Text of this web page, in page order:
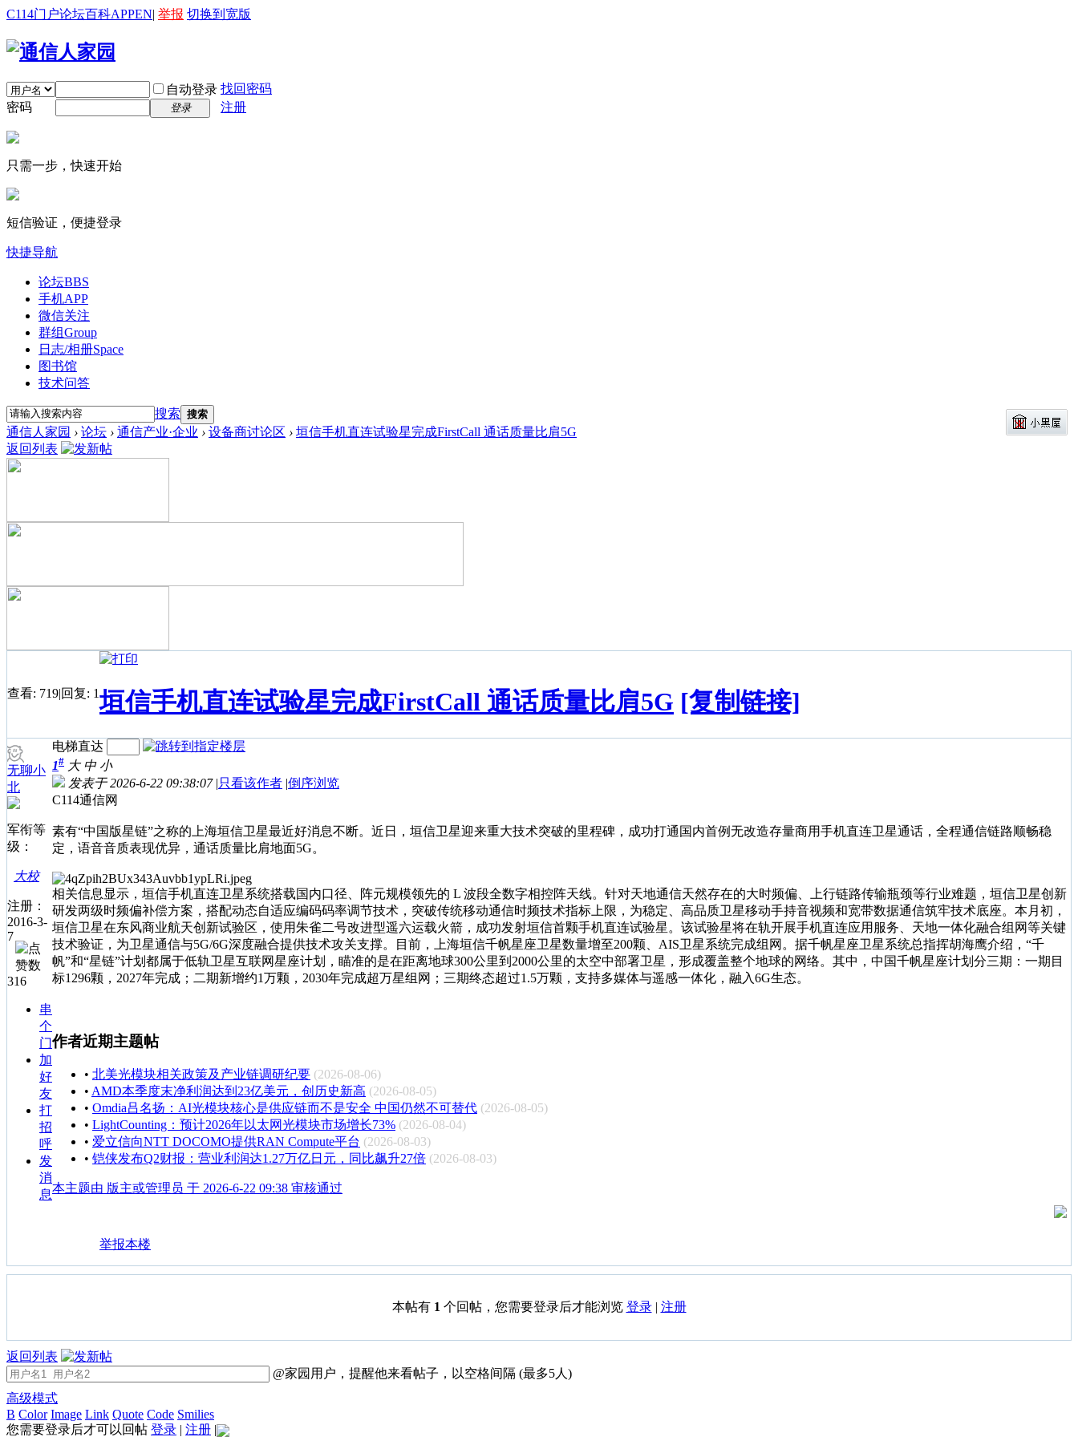
C114门户论坛百科APPEN| 举报 切换到宽版
自动登录 找回密码
密码
登录 注册
只需一步，快速开始
短信验证，便捷登录
快捷导航
论坛BBS
手机APP
微信关注
群组Group
日志/相册Space
图书馆
技术问答
搜索 搜索
通信人家园 › 论坛 › 通信产业·企业 › 设备商讨论区 › 垣信手机直连试验星完成FirstCall 通话质量比肩5G
返回列表
查看: 719|回复: 1垣信手机直连试验星完成FirstCall 通话质量比肩5G [复制链接]
无聊小
北
军衔等
级：
大校
注册：
2016-3-
7
316
串
个
门
加
好
友
打
招
呼
发
消
息
电梯直达
1# 大 中 小
发表于 2026-6-22 09:38:07 |只看该作者 |倒序浏览
C114通信网
素有“中国版星链”之称的上海垣信卫星最近好消息不断。近日，垣信卫星迎来重大技术突破的里程碑，成功打通国内首例无改造存量商用手机直连卫星通话，全程通信链路顺畅稳
定，语音音质表现优异，通话质量比肩地面5G。
相关信息显示，垣信手机直连卫星系统搭载国内口径、阵元规模领先的 L 波段全数字相控阵天线。针对天地通信天然存在的大时频偏、上行链路传输瓶颈等行业难题，垣信卫星创新
研发两级时频偏补偿方案，搭配动态自适应编码码率调节技术，突破传统移动通信时频技术指标上限，为稳定、高品质卫星移动手持音视频和宽带数据通信筑牢技术底座。本月初，
垣信卫星在东风商业航天创新试验区，使用朱雀二号改进型遥六运载火箭，成功发射垣信首颗手机直连试验星。该试验星将在轨开展手机直连应用服务、天地一体化融合组网等关键
技术验证，为卫星通信与5G/6G深度融合提供技术攻关支撑。目前，上海垣信千帆星座卫星数量增至200颗、AIS卫星系统完成组网。据千帆星座卫星系统总指挥胡海鹰介绍，“千
帆”和“星链”计划都属于低轨卫星互联网星座计划，瞄准的是在距离地球300公里到2000公里的太空中部署卫星，形成覆盖整个地球的网络。其中，中国千帆星座计划分三期：一期目
标1296颗，2027年完成；二期新增约1万颗，2030年完成超万星组网；三期终态超过1.5万颗，支持多媒体与遥感一体化，融入6G生态。
作者近期主题帖
• 北美光模块相关政策及产业链调研纪要 (2026-08-06)
• AMD本季度末净利润达到23亿美元，创历史新高 (2026-08-05)
• Omdia吕名扬：AI光模块核心是供应链而不是安全 中国仍然不可替代 (2026-08-05)
• LightCounting：预计2026年以太网光模块市场增长73% (2026-08-04)
• 爱立信向NTT DOCOMO提供RAN Compute平台 (2026-08-03)
• 铠侠发布Q2财报：营业利润达1.27万亿日元，同比飙升27倍 (2026-08-03)
本主题由 版主或管理员 于 2026-6-22 09:38 审核通过
举报本楼
本帖有 1 个回帖，您需要登录后才能浏览 登录| 注册
返回列表
@家园用户，提醒他来看帖子，以空格间隔 (最多5人)
高级模式
B Color Image Link Quote Code Smilies
您需要登录后才可以回帖 登录 | 注册 |